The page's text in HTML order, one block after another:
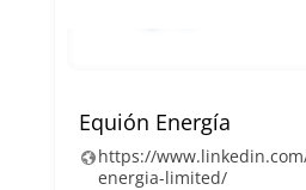
Equión Energía
https://
energia-limited/